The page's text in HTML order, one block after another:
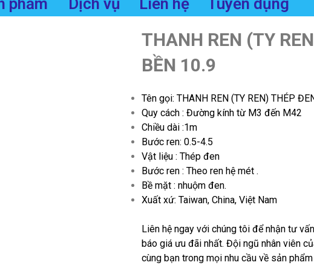
THANH REN (TY
BỀN 10.9
Tên gọi: THANH REN (TY REN) THÉP
Quy cách : Đường kính từ M3 đến M42
Chiều dài :1m
Bước ren: 0.5-4.5
Vật liệu : Thép đen
Bước ren : Theo ren hệ mét .
Bề mặt : nhuộm đen.
Xuất xứ: Taiwan, China, Việt Nam
Liên hệ ngay với chúng tôi để nhận tư
báo giá ưu đãi nhất. Đội ngũ nhân viên
cùng bạn trong mọi nhu cầu về sản